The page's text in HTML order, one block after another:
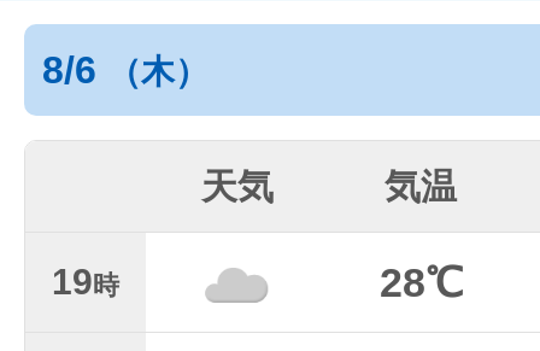
8/6 （木）
天気 気温
19時 28℃